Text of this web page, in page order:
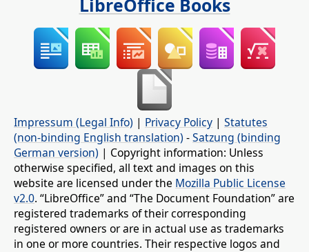
LibreOffice Books
Impressum (Legal Info) | Privacy Policy | Statutes
(non-binding English translation) -Satzung (binding
German version) | Copyright information: Unless
otherwise specified, all text and images on this
website are licensed under the Mozilla Public License
v2.0. “LibreOffice” and “The Document Foundation” are
registered trademarks of their corresponding
registered owners or are in actual use as trademarks
in one or more countries. Their respective logos and